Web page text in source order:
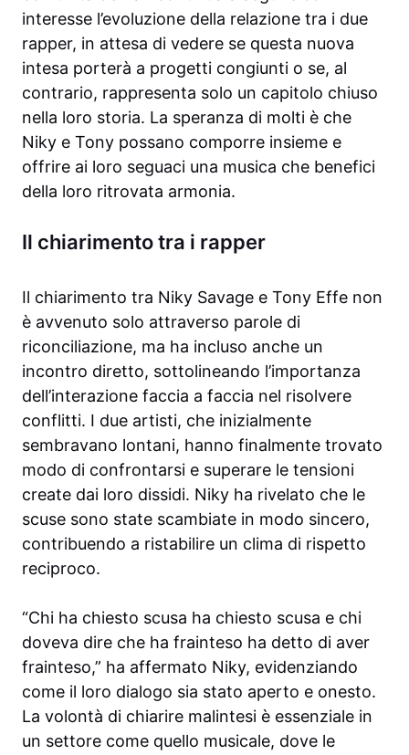
interesse l’evoluzione della relazione tra i due
rapper, in attesa di vedere se questa nuova
intesa porterà a progetti congiunti o se, al
contrario, rappresenta solo un capitolo chiuso
nella loro storia. La speranza di molti è che
Niky e Tony possano comporre insieme e
offrire ai loro seguaci una musica che benefici
della loro ritrovata armonia.
Il chiarimento tra i rapper
Il chiarimento tra Niky Savage e Tony Effe non
è avvenuto solo attraverso parole di
riconciliazione, ma ha incluso anche un
incontro diretto, sottolineando l’importanza
dell’interazione faccia a faccia nel risolvere
conflitti. I due artisti, che inizialmente
sembravano lontani, hanno finalmente trovato
modo di confrontarsi e superare le tensioni
create dai loro dissidi. Niky ha rivelato che le
scuse sono state scambiate in modo sincero,
contribuendo a ristabilire un clima di rispetto
reciproco.
“Chi ha chiesto scusa ha chiesto scusa e chi
doveva dire che ha frainteso ha detto di aver
frainteso,” ha affermato Niky, evidenziando
come il loro dialogo sia stato aperto e onesto.
La volontà di chiarire malintesi è essenziale in
un settore come quello musicale, dove le